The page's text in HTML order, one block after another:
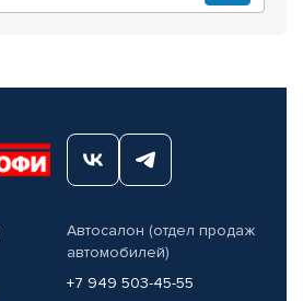
Автосалон (отдел продаж
автомобилей)
+7 949 503-45-55